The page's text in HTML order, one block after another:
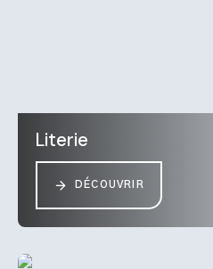
Literie
DÉCOUVRIR